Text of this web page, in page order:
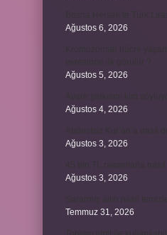
Ağustos 6, 2026
Ağustos 5, 2026
Ağustos 4, 2026
Ağustos 3, 2026
Ağustos 3, 2026
Temmuz 31, 2026